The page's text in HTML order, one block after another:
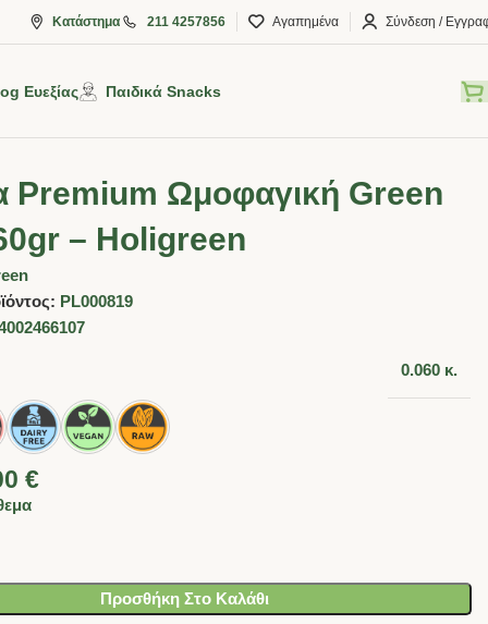
Κατάστημα 211 4257856 Αγαπημένα Σύνδεση /
Ευεξίας Παιδικά Snacks
Ωμοφαγική Green
– Holigreen
PL000819
0.060 κ.
€
Προσθήκη Στο Καλάθι